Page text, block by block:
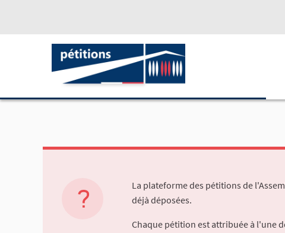
La plateforme des pétitions de
déjà déposées.
Chaque pétition est attribuée à l'une